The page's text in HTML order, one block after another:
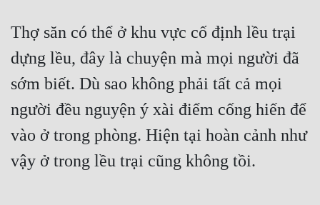
Thợ săn có thể ở khu vực cố định lều trại
dựng lều, đây là chuyện mà mọi người đã
sớm biết. Dù sao không phải tất cả mọi
người đều nguyện ý xài điểm cống hiến để
vào ở trong phòng. Hiện tại hoàn cảnh như
vậy ở trong lều trại cũng không tồi.